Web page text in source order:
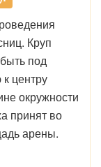
Круп
под
центру
окружности
принят во
арены.